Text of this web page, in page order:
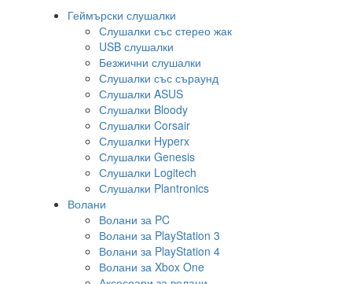
Геймърски слушалки
Слушалки със стерео жак
USB слушалки
Безжични слушалки
Слушалки със съраунд
Слушалки ASUS
Слушалки Bloody
Слушалки Corsair
Слушалки Hyperx
Слушалки Genesis
Слушалки Logitech
Слушалки Plantronics
Волани
Волани за PC
Волани за PlayStation 3
Волани за PlayStation 4
Волани за Xbox One